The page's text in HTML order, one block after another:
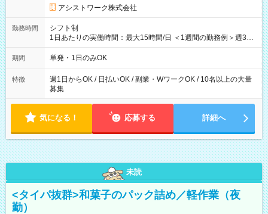
アシストワーク株式会社
勤務時間
シフト制
1日あたりの実働時間：最大15時間/日 ＜1週間の勤務例＞週3回
勤務 勤務：月・水・金 休み：火・木・土・日 好きな時にお仕事
可能です！ ※1日あたりの最大実働時間は日勤、夜勤共に勤務し
期間 単発・1日のみOK
特徴
週1日からOK / 日払いOK / 副業・WワークOK / 10名以上の大量
募集
気になる！ 応募する 詳細へ
未読
<タイパ抜群>和菓子のパック詰め／軽作業（夜
勤）